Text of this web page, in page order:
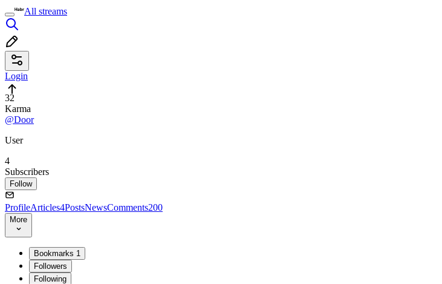
All streams
Login
32
Karma
@Door
User
4
Subscribers
Follow
ProfileArticles4PostsNewsComments200
More
Bookmarks 1
Followers
Following